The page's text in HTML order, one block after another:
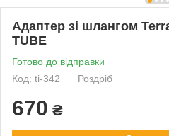
Адаптер зі шлангом
TUBE
Готово до відправки
Код: ti-342
Роздріб
670 ₴